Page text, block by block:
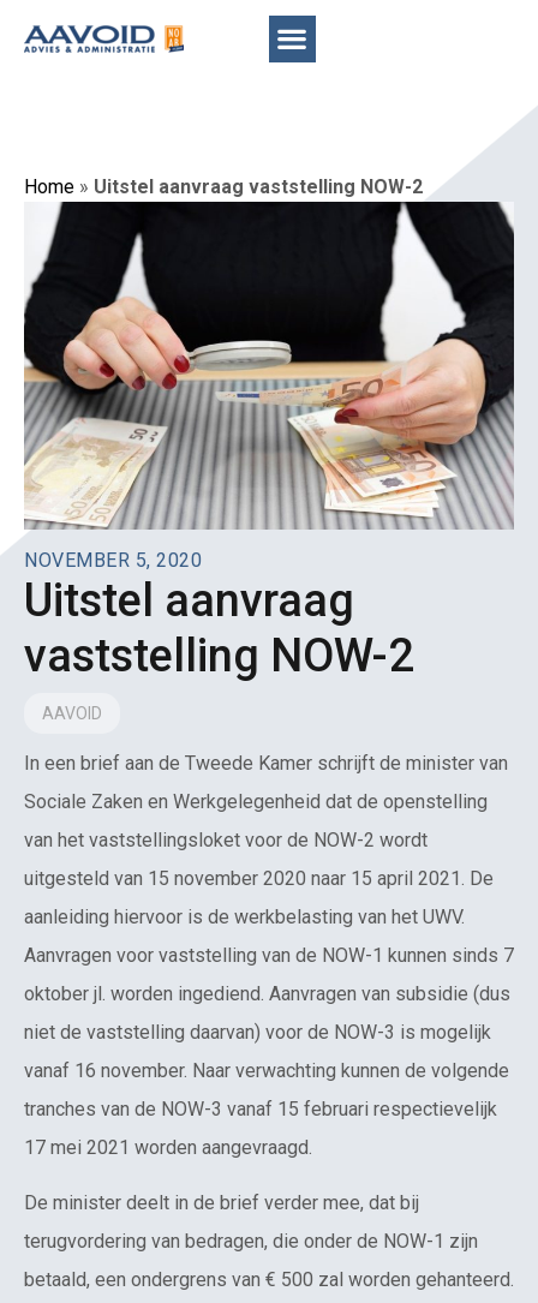
Home » Uitstel aanvraag vaststelling NOW-2
NOVEMBER 5, 2020
Uitstel aanvraag
vaststelling NOW-2
AAVOID
In een brief aan de Tweede Kamer schrijft de minister van
Sociale Zaken en Werkgelegenheid dat de openstelling
van het vaststellingsloket voor de NOW-2 wordt
uitgesteld van 15 november 2020 naar 15 april 2021. De
aanleiding hiervoor is de werkbelasting van het UWV.
Aanvragen voor vaststelling van de NOW-1 kunnen sinds 7
oktober jl. worden ingediend. Aanvragen van subsidie (dus
niet de vaststelling daarvan) voor de NOW-3 is mogelijk
vanaf 16 november. Naar verwachting kunnen de volgende
tranches van de NOW-3 vanaf 15 februari respectievelijk
17 mei 2021 worden aangevraagd.
De minister deelt in de brief verder mee, dat bij
terugvordering van bedragen, die onder de NOW-1 zijn
betaald, een ondergrens van € 500 zal worden gehanteerd.